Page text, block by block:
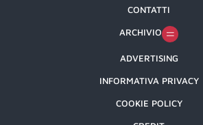
CONTATTI
ARCHIVIO
ADVERTISING
INFORMATIVA PRIVACY
COOKIE POLICY